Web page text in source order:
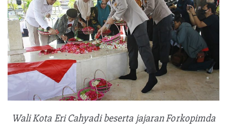
Wali Kota Eri Cahyadi beserta jajaran Forkopimda